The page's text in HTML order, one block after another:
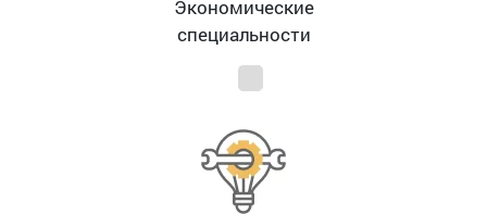
Экономические
специальности